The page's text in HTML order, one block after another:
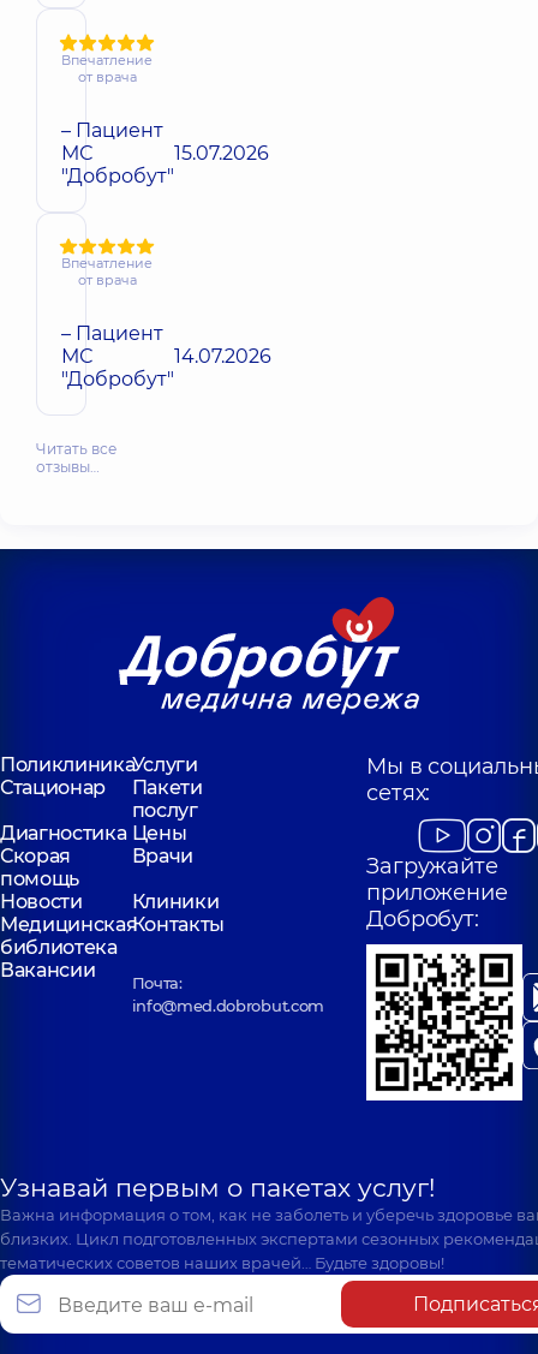
Впечатление
от врача
– Пациент
МС
"Добробут"
15.07.2026
Впечатление
от врача
– Пациент
МС
"Добробут"
14.07.2026
Читать все
отзывы…
ПоликлиникаУслуги
Стационар
Пакети
послуг
Диагностика Цены
Скорая
помощь
Врачи
Новости
Клиники
Медицинская
библиотека
Контакты
Вакансии
Почта:
info@med.dobrobut.com
Мы в
сетях:
Загружайте
приложение
Добробут:
Узнавай первым о пакетах услуг!
Важна информация о том, как не заболеть и уберечь здоровье
близких. Цикл подготовленных экспертами сезонных
тематических советов наших врачей… Будьте здоровы!